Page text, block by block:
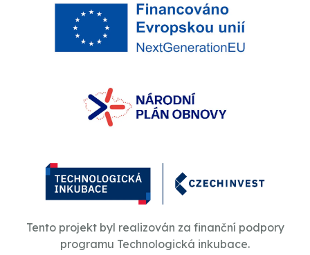
Tento projekt byl realizován za finanční podpory
programu Technologická inkubace.